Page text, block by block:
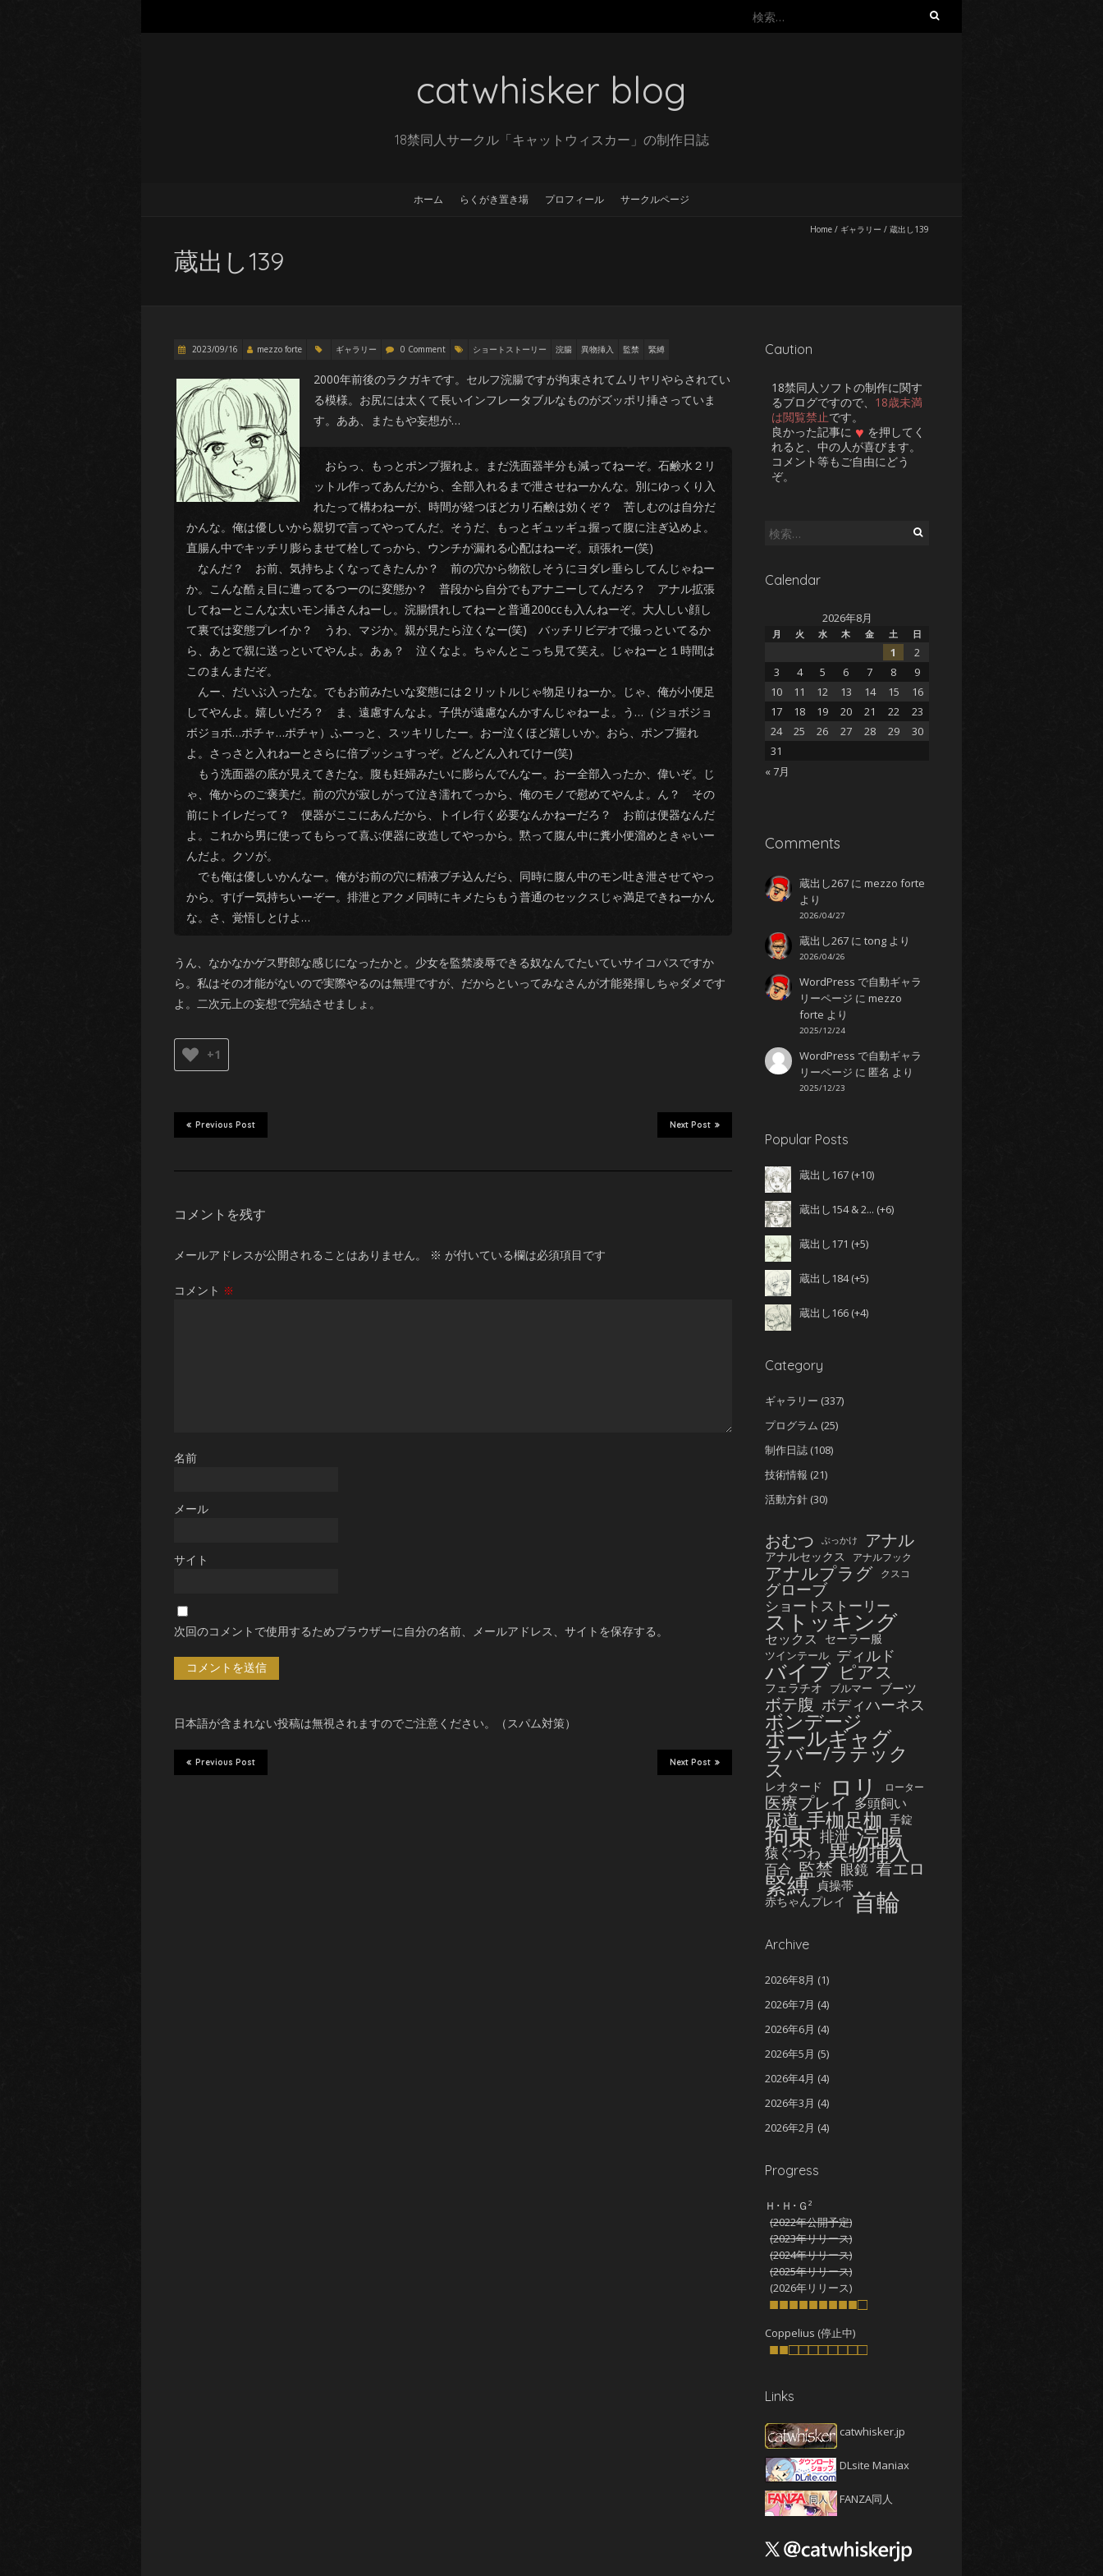
検
catwhisker blog
18禁同人サークル「キャットウィスカー」の制作日誌
ホーム らくがき置き場 プロフィール サークルページ
Home / ギャラリー / 蔵出し139
蔵出し139
2023/09/16 mezzo forte ギャラリー 0 Comment ショートストーリー 浣腸 異物挿入 監禁 緊縛
2000年前後のラクガキです。セルフ浣腸ですが拘束されてムリヤリやらされてい
る模様。お尻には太くて長いインフレータブルなものがズッポリ挿さっていま
す。ああ、またもや妄想が…
おらっ、もっとポンプ握れよ。まだ洗面器半分も減ってねーぞ。石鹸水２リ
ットル作ってあんだから、全部入れるまで泄させねーかんな。別にゆっくり入
れたって構わねーが、時間が経つほどカリ石鹸は効くぞ？ 苦しむのは自分だ
かんな。俺は優しいから親切で言ってやってんだ。そうだ、もっとギュッギュ握って腹に注ぎ込めよ。
直腸ん中でキッチリ膨らませて栓してっから、ウンチが漏れる心配はねーぞ。頑張れー(笑)
なんだ？ お前、気持ちよくなってきたんか？ 前の穴から物欲しそうにヨダレ垂らしてんじゃねー
か。こんな酷ぇ目に遭ってるつーのに変態か？ 普段から自分でもアナニーしてんだろ？ アナル拡張
してねーとこんな太いモン挿さんねーし。浣腸慣れしてねーと普通200ccも入んねーぞ。大人しい顔し
て裏では変態プレイか？ うわ、マジか。親が見たら泣くなー(笑) バッチリビデオで撮っといてるか
ら、あとで親に送っといてやんよ。あぁ？ 泣くなよ。ちゃんとこっち見て笑え。じゃねーと１時間は
このまんまだぞ。
んー、だいぶ入ったな。でもお前みたいな変態には２リットルじゃ物足りねーか。じゃ、俺が小便足
してやんよ。嬉しいだろ？ ま、遠慮すんなよ。子供が遠慮なんかすんじゃねーよ。う…（ジョボジョ
ボジョボ…ポチャ…ポチャ）ふーっと、スッキリしたー。おー泣くほど嬉しいか。おら、ポンプ握れ
よ。さっさと入れねーとさらに倍プッシュすっぞ。どんどん入れてけー(笑)
もう洗面器の底が見えてきたな。腹も妊婦みたいに膨らんでんなー。おー全部入ったか、偉いぞ。じ
ゃ、俺からのご褒美だ。前の穴が寂しがって泣き濡れてっから、俺のモノで慰めてやんよ。ん？ その
前にトイレだって？ 便器がここにあんだから、トイレ行く必要なんかねーだろ？ お前は便器なんだ
よ。これから男に使ってもらって喜ぶ便器に改造してやっから。黙って腹ん中に糞小便溜めときゃいー
んだよ。クソが。
でも俺は優しいかんなー。俺がお前の穴に精液ブチ込んだら、同時に腹ん中のモン吐き泄させてやっ
から。すげー気持ちいーぞー。排泄とアクメ同時にキメたらもう普通のセックスじゃ満足できねーかん
な。さ、覚悟しとけよ…
うん、なかなかゲス野郎な感じになったかと。少女を監禁凌辱できる奴なんてたいていサイコパスですか
ら。私はその才能がないので実際やるのは無理ですが、だからといってみなさんが才能発揮しちゃダメです
よ。二次元上の妄想で完結させましょ。
+1
Next Post
Previous Post
コメントを残す
メールアドレスが公開されることはありません。 ※ が付いている欄は必須項目です
コメント ※
名前
メール
サイト
次回のコメントで使用するためブラウザーに自分の名前、メールアドレス、サイトを保存する。
日本語が含まれない投稿は無視されますのでご注意ください。（スパム対策）
Next Post
Previous Post
Caution
18禁同人ソフトの制作に関す
るブログですので、 18歳未満
は閲覧禁止です。
良かった記事に ♥ を押してく
れると、中の人が喜びます。
コメント等もご自由にどう
ぞ。
検
Calendar
2026年8月
月 火 水 木 金 土 日
1
2
3
4 5 6 7 8
9
10
11 12 13 14 15
16
17
18 19 20 21 22
23
24
25 26 27 28 29
30
31
« 7月
Comments
蔵出し267 にmezzo forte
より
2026/04/27
蔵出し267 にtong より
2026/04/26
WordPress で自動ギャラ
リーページ にmezzo
forte より
2025/12/24
WordPress で自動ギャラ
リーページ に匿名 より
2025/12/23
Popular Posts
蔵出し167 +10
蔵出し154 & 2... +6
蔵出し171 +5
蔵出し184 +5
蔵出し166 +4
Category
ギャラリー (337)
プログラム (25)
制作日誌 (108)
技術情報 (21)
活動方針 (30)
おむつ ぶっかけ アナル
アナルセックス アナルフック
アナルプラグ クスコ
グローブ
ショートストーリー
ストッキング
セックス セーラー服
ツインテール ディルド
バイブ ピアス
フェラチオ ブルマー ブーツ
ボテ腹 ボディハーネス
ボンデージ
ボールギャグ
ラバー/ラテック
ス
レオタード ロリ ローター
医療プレイ 多頭飼い
尿道 手枷足枷 手錠
拘束 排泄 浣腸
猿ぐつわ 異物挿入
百合 監禁 眼鏡 着エロ
緊縛 貞操帯
赤ちゃんプレイ 首輪
Archive
2026年8月 (1)
2026年7月 (4)
2026年6月 (4)
2026年5月 (5)
2026年4月 (4)
2026年3月 (4)
2026年2月 (4)
2025年12月
2025年11月
2025年10月(4)
2025年9月 (4)
2025年8月(5)
2025年7月(4)
(4)
2025年5月(5)
2025年3月
2025年2月(4)
2025年1月(5)
2024年12月(5)
2024年11月(5)
2024年9月(4)
Progress
Ｈ･Ｈ･Ｇ²
(2022年公開予定)
(2023年リリース)
(2024年リリース)
(2025年リリース)
(2026年リリース)
■■■■■■■■■□
Coppelius (停止中)
■■□□□□□□□□
Links
catwhisker.jp
DLsite Maniax
FANZA同人